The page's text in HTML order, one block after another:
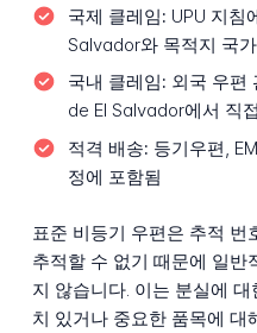
국제 클레임: UPU 지침
Salvador와 목적지 국
국내 클레임: 외국 우편
de El Salvador에서 직
적격 배송: 등기우편,
정에 포함됨
표준 비등기 우편은 추적 번
추적할 수 없기 때문에 일반
지 않습니다. 이는 분실에
치 있거나 중요한 품목에 대